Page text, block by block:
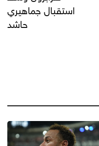
استقبال جماهيري
حاشد